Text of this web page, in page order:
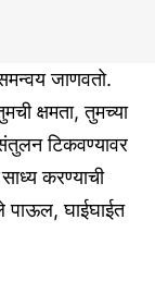
जाणवतो.
क्षमता, तुमच्या
टिकवण्यावर
करण्याची
घाईघाईत